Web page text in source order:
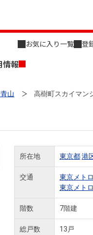
お気に入り一覧 登
情報
建てを探す
山 高樹町スカイマン
所在地 東京都港
交通 東京メト
東京メト
階数 7階建
総戸数 13戸